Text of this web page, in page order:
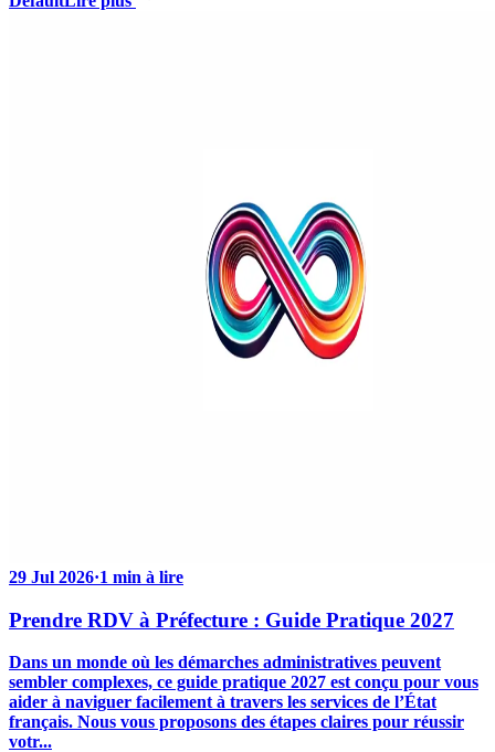
29 Jul 2026·1 min à lire
Prendre RDV à Préfecture : Guide Pratique 2027
Dans un monde où les démarches administratives peuvent
sembler complexes, ce guide pratique 2027 est conçu pour vous
aider à naviguer facilement à travers les services de l’État
français. Nous vous proposons des étapes claires pour réussir
votr...